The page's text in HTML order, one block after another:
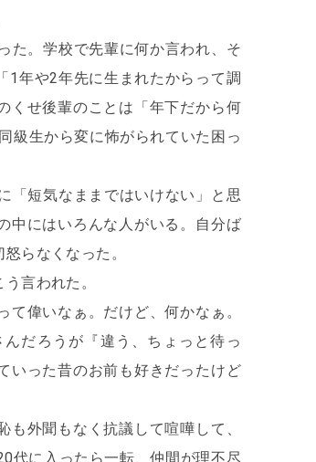
た。学校で先輩に何か言われ、そ
1年や2年先に生まれたからって調
くせ後輩のことは「年下だから何
級生から変に怖がられていた困っ
「短気なままではいけない」と思
中にはいろんな人がいる。自分ば
らなくなった。
言われた。
て偉いなぁ。だけど、何かなぁ。
だろうが『違う、ちょっと待っ
いった昔のお前も好きだったけど
外聞もなく抗議して喧嘩して、
代に入ったら一転、仲間が理不尽